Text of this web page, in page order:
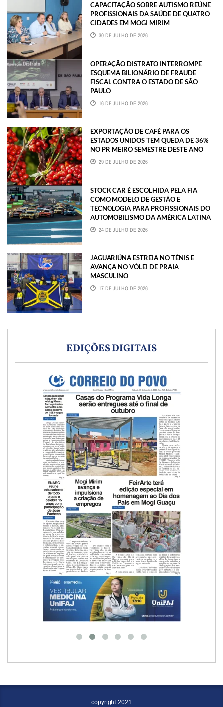
CAPACITAÇÃO SOBRE AUTISMO REÚNE
PROFISSIONAIS DA SAÚDE DE QUATRO
CIDADES EM MOGI MIRIM
30 DE JULHO DE 2026
OPERAÇÃO DISTRATO INTERROMPE
ESQUEMA BILIONÁRIO DE FRAUDE
FISCAL CONTRA O ESTADO DE SÃO
PAULO
16 DE JULHO DE 2026
EXPORTAÇÃO DE CAFÉ PARA OS
ESTADOS UNIDOS TEM QUEDA DE 36%
NO PRIMEIRO SEMESTRE DESTE ANO
29 DE JULHO DE 2026
STOCK CAR É ESCOLHIDA PELA FIA
COMO MODELO DE GESTÃO E
TECNOLOGIA PARA PROFISSIONAIS DO
AUTOMOBILISMO DA AMÉRICA LATINA
24 DE JULHO DE 2026
JAGUARIÚNA ESTREIA NO TÊNIS E
AVANÇA NO VÔLEI DE PRAIA
MASCULINO
17 DE JULHO DE 2026
EDIÇÕES DIGITAIS
copyright 2021